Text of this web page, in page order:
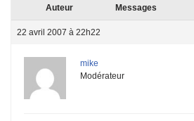
Auteur Messages
22 avril 2007 à 22h22
mike
Modérateur